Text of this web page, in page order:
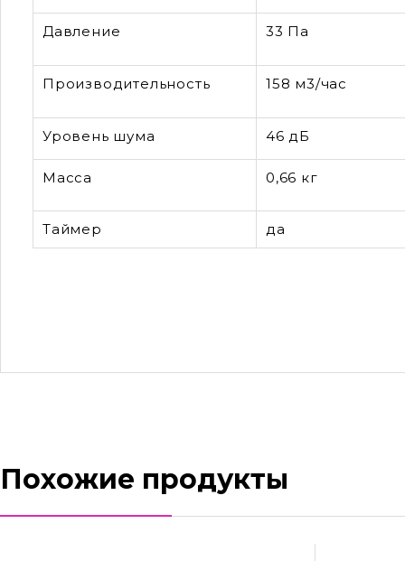
Давление 33 Па
Производительность 158 м3/час
Уровень шума 46 дБ
Масса 0,66 кг
Таймер да
Похожие продукты